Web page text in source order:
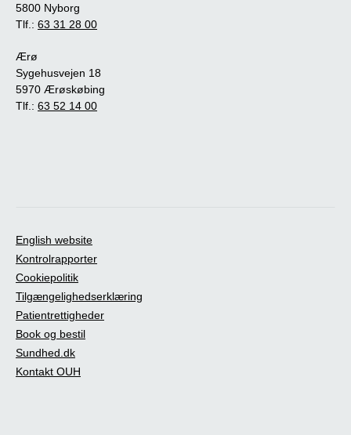
5800 Nyborg
Tlf.: 63 31 28 00
Ærø
Sygehusvejen 18
5970 Ærøskøbing
Tlf.: 63 52 14 00
English website
Kontrolrapporter
Cookiepolitik
Tilgængelighedserklæring
Patientrettigheder
Book og bestil
Sundhed.dk
Kontakt OUH